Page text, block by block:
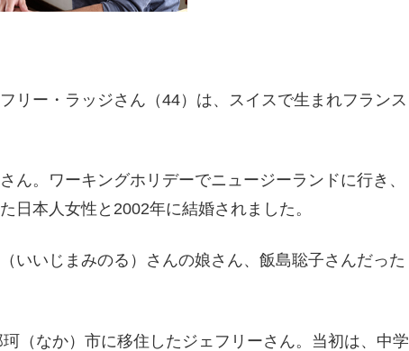
リー・ラッジさん（44）は、スイスで生まれフランス
ん。ワーキングホリデーでニュージーランドに行き、
日本人女性と2002年に結婚されました。
いいじまみのる）さんの娘さん、飯島聡子さんだった
（なか）市に移住したジェフリーさん。当初は、中学